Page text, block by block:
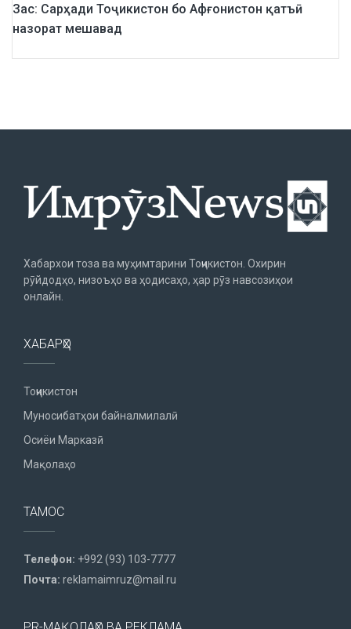
Зас: Сарҳади Тоҷикистон бо Афғонистон қатъӣ
назорат мешавад
Хабархои тоза ва муҳимтарини Тоҷикистон. Охирин
рӯйдодҳо, низоъҳо ва ҳодисаҳо, ҳар рӯз навсозиҳои
онлайн.
ХАБАРҲО
Тоҷикистон
Муносибатҳои байналмилалӣ
Осиёи Марказӣ
Мақолаҳо
ТАМОС
Телефон: +992 (93) 103-7777
Почта: reklamaimruz@mail.ru